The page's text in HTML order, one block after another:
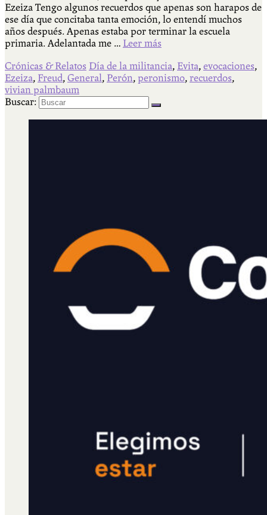
Ezeiza Tengo algunos recuerdos que apenas son harapos de
ese día que concitaba tanta emoción, lo entendí muchos
años después. Apenas estaba por terminar la escuela
primaria. Adelantada me … Leer más
Crónicas & Relatos Día de la militancia, Evita, evocaciones,
Ezeiza, Freud, General, Perón, peronismo, recuerdos,
vivian palmbaum
Buscar: